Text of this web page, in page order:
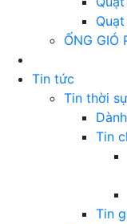
ỐNG GIÓ
Tin tức
Tin thời sự
Tin
Tin